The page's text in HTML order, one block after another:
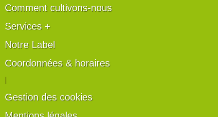
Comment cultivons-nous
Services +
Notre Label
Coordonnées & horaires
Gestion des cookies